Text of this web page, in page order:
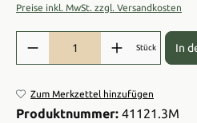
Preise inkl. MwSt. zzgl. Versandkosten
Produkt Anzahl: Gib den
Stück In
Zum Merkzettel hinzufügen
Produktnummer: 41121.3M